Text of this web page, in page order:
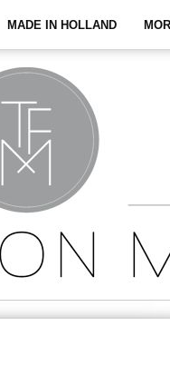
MADE IN HOLLAND